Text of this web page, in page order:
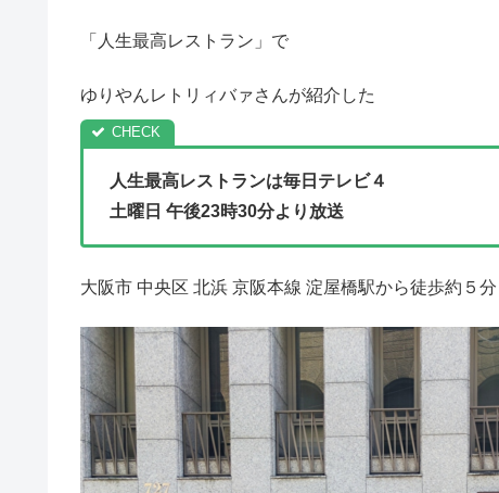
「人生最高レストラン」で
ゆりやんレトリィバァさんが紹介した
人生最高レストランは毎日テレビ４
土曜日 午後23時30分より放送
大阪市 中央区 北浜 京阪本線 淀屋橋駅から徒歩約５